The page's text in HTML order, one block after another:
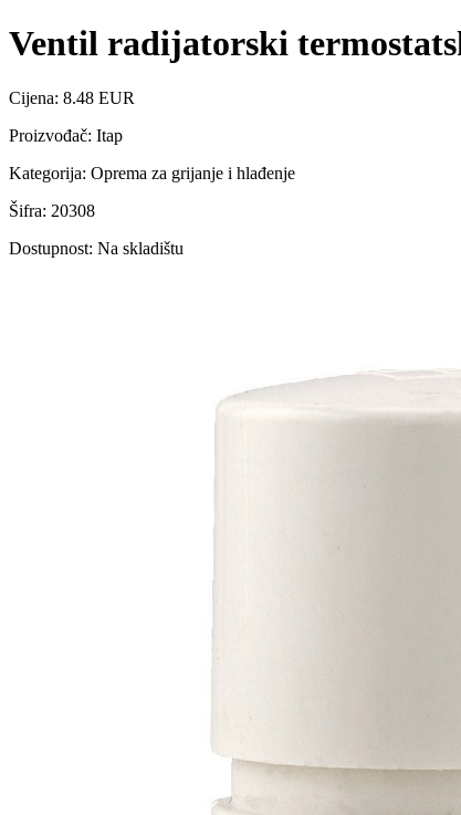
Ventil radijatorski
Cijena: 8.48 EUR
Proizvođač: Itap
Kategorija: Oprema za grijanje i hlađenje
Šifra: 20308
Dostupnost: Na skladištu